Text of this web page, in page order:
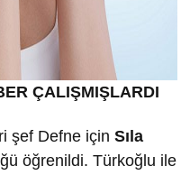
ÇALIŞMIŞLARDI
şef Defne için Sıla
öğrenildi. Türkoğlu ile